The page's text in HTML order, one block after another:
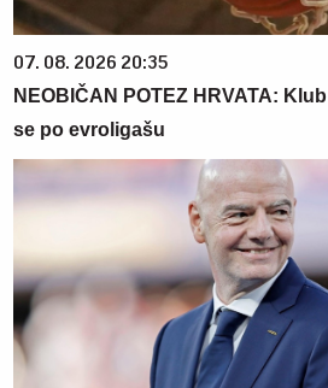
07. 08. 2026 20:35
NEOBIČAN POTEZ HRVATA:
se po evroligašu